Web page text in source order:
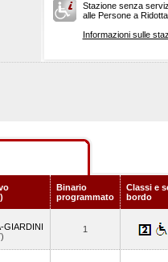
Stazione senza
alle Persone a
Informazioni sulle
Binario
programmato
Classi e
bordo
GIARDINI
1